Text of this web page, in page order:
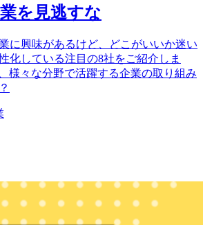
を見逃すな
に興味があるけど、どこがいいか迷い
化している注目の8社をご紹介しま
様々な分野で活躍する企業の取り組み